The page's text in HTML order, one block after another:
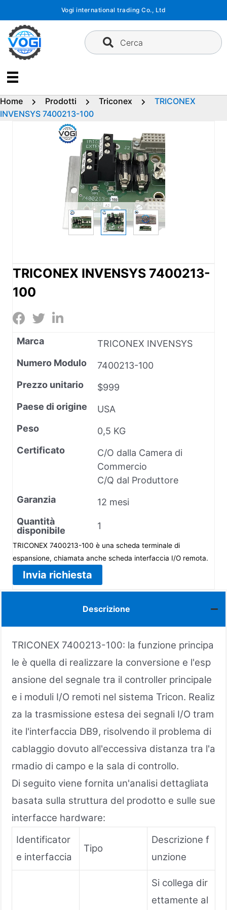
contenuto
Vogi international trading Co., Ltd
Cerca
Home Prodotti Triconex
TRICONEX
INVENSYS 7400213-100
TRICONEX INVENSYS 7400213-
100
Marca
TRICONEX INVENSYS
Numero Modulo
7400213-100
Prezzo unitario
$999
Paese di origine
USA
Peso
0,5 KG
Certificato
C/O dalla Camera di
Commercio
C/Q dal Produttore
Garanzia
12 mesi
Quantità
disponibile
1
TRICONEX 7400213-100 è una scheda terminale di
espansione, chiamata anche scheda interfaccia I/O remota.
Invia richiesta
Descrizione
TRICONEX 7400213-100: la funzione principa
le è quella di realizzare la conversione e l'esp
ansione del segnale tra il controller principale
e i moduli I/O remoti nel sistema Tricon. Realiz
za la trasmissione estesa dei segnali I/O tram
ite l'interfaccia DB9, risolvendo il problema di
cablaggio dovuto all'eccessiva distanza tra l'a
rmadio di campo e la sala di controllo.
Di seguito viene fornita un'analisi dettagliata
basata sulla struttura del prodotto e sulle sue
interfacce hardware:
Identificator
e interfaccia
Tipo
Descrizione f
unzione
Si collega dir
ettamente al